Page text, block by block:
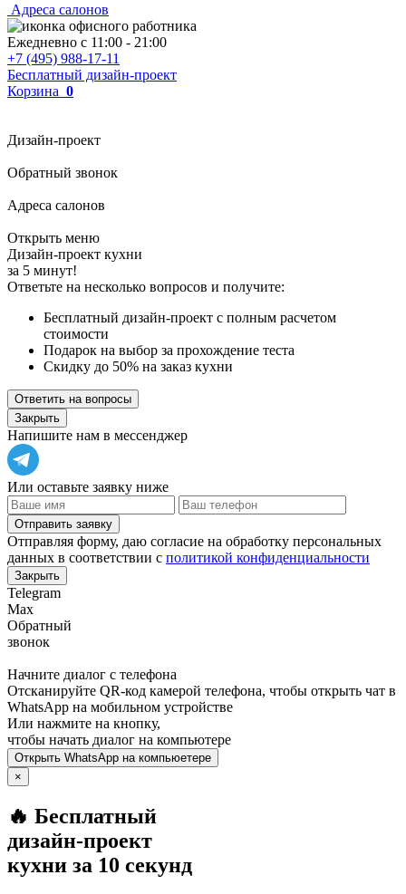
Адреса салонов
Ежедневно с 11:00 - 21:00
+7 (495) 988-17-11
Бесплатный дизайн-проект
Корзина 0
Дизайн-проект
Обратный звонок
Адреса салонов
Открыть меню
Дизайн-проект кухни
за 5 минут!
Ответьте на несколько вопросов и получите:
Бесплатный дизайн-проект с полным расчетом
стоимости
Подарок на выбор за прохождение теста
Скидку до 50% на заказ кухни
Ответить на вопросы
Закрыть
Напишите нам в мессенджер
Или оставьте заявку ниже
Отправить заявку
Отправляя форму, даю согласие на обработку персональных
данных в соответствии с политикой конфиденциальности
Закрыть
Telegram
Max
Обратный
звонок
Начните диалог с телефона
Отсканируйте QR-код камерой телефона, чтобы открыть чат в
WhatsApp на мобильном устройстве
Или нажмите на кнопку,
чтобы начать диалог на компьютере
Открыть WhatsApp на компьюетере
×
🔥 Бесплатный
дизайн-проект
кухни за 10 секунд